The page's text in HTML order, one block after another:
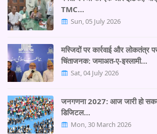
TMC…
Sun, 05 July 2026
मस्जिदों पर कार्रवाई और लोकतंत्र
चिंताजनक: जमाअत-ए-इस्लामी…
Sat, 04 July 2026
जनगणना 2027: आज जारी हो
डिजिटल…
Mon, 30 March 2026